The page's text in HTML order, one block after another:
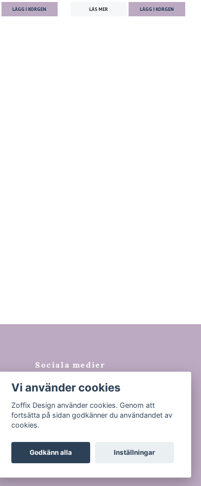
LÄS MER LÄGG I KORGEN
Sociala medier
Facebook
Instagram
Tiktok
Vi använder cookies
Zoffix Design använder cookies. Genom att
fortsätta på sidan godkänner du användandet av
cookies.
Godkänn alla Inställningar